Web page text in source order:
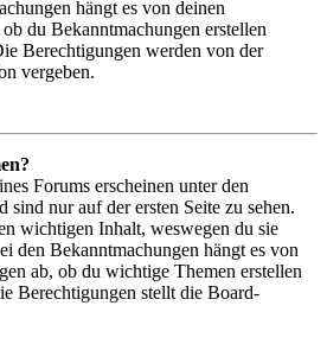
hängt es von deinen
du Bekanntmachungen erstellen
Berechtigungen werden von der
vergeben.
Forums erscheinen unter den
sind nur auf der ersten Seite zu sehen.
wichtigen Inhalt, weswegen du sie
den Bekanntmachungen hängt es von
ab, ob du wichtige Themen erstellen
Berechtigungen stellt die Board-